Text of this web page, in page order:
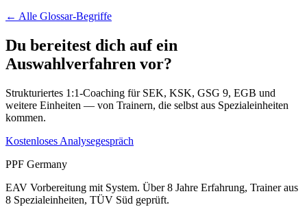
← Alle Glossar-Begriffe
Du bereitest dich auf ein
Auswahlverfahren vor?
Strukturiertes 1:1-Coaching für SEK, KSK, GSG 9, EGB und
weitere Einheiten — von Trainern, die selbst aus Spezialeinheiten
kommen.
Kostenloses Analysegespräch
PPF Germany
EAV Vorbereitung mit System. Über 8 Jahre Erfahrung, Trainer aus
8 Spezialeinheiten, TÜV Süd geprüft.